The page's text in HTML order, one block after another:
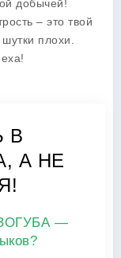
добычей!
– это твой
плохи.
В
А НЕ
—